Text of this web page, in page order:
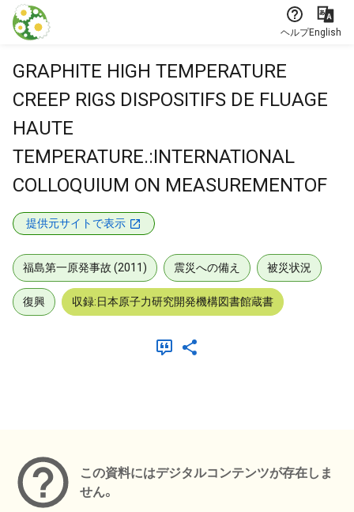
本文に飛ぶ
ヘルプEnglish
GRAPHITE HIGH TEMPERATURE
CREEP RIGS DISPOSITIFS DE FLUAGE
HAUTE
TEMPERATURE.:INTERNATIONAL
COLLOQUIUM ON MEASUREMENTOF
提供元サイトで表示
福島第一原発事故 (2011) 震災への備え 被災状況
復興 収録:日本原子力研究開発機構図書館蔵書
この資料にはデジタルコンテンツが存在しま
せん。